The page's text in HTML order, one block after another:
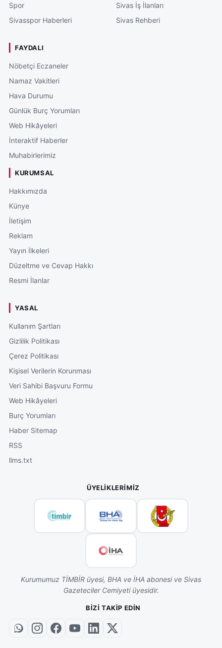
Spor
Sivasspor Haberleri
Sivas İş İlanları
Sivas Rehberi
FAYDALI
Nöbetçi Eczaneler
Namaz Vakitleri
Hava Durumu
Günlük Burç Yorumları
Web Hikâyeleri
İnteraktif Haberler
Muhabirlerimiz
KURUMSAL
Hakkımızda
Künye
İletişim
Reklam
Yayın İlkeleri
Düzeltme ve Cevap Hakkı
Resmi İlanlar
YASAL
Kullanım Şartları
Gizlilik Politikası
Çerez Politikası
Kişisel Verilerin Korunması
Veri Sahibi Başvuru Formu
Web Hikâyeleri
Burç Yorumları
Haber Sitemap
RSS
llms.txt
ÜYELIKLERIMIZ
Kurumumuz TİMBİR üyesi, BHA ve İHA abonesi ve Sivas
Gazeteciler Cemiyeti üyesidir.
BIZI TAKIP EDIN